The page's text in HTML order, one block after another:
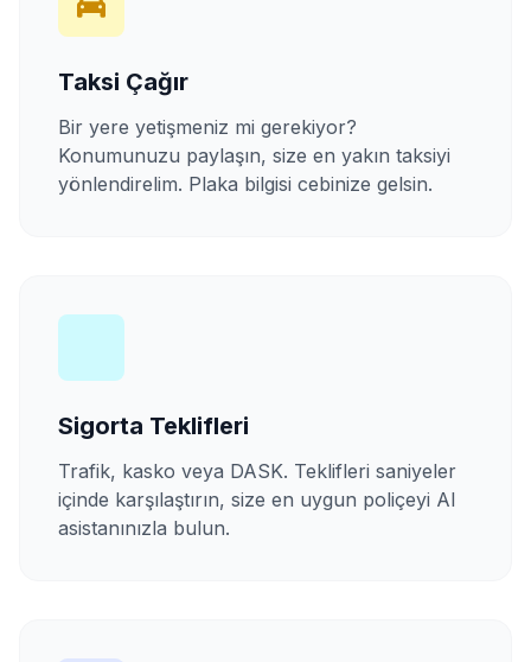
Taksi Çağır
Bir yere yetişmeniz mi gerekiyor?
Konumunuzu paylaşın, size en yakın taksiyi
yönlendirelim. Plaka bilgisi cebinize gelsin.
Sigorta Teklifleri
Trafik, kasko veya DASK. Teklifleri saniyeler
içinde karşılaştırın, size en uygun poliçeyi AI
asistanınızla bulun.